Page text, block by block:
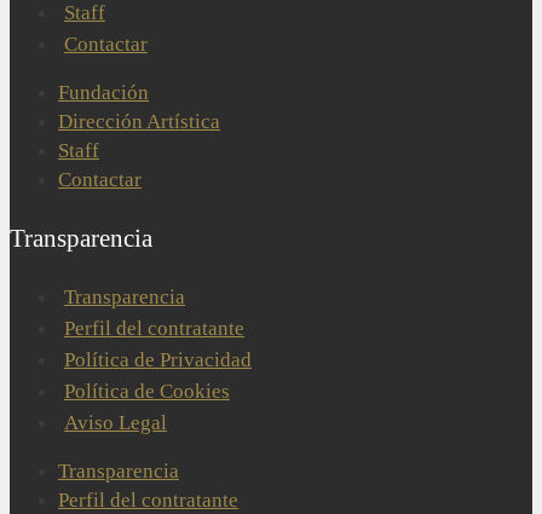
Staff
Contactar
Fundación
Dirección Artística
Staff
Contactar
Transparencia
Transparencia
Perfil del contratante
Política de Privacidad
Política de Cookies
Aviso Legal
Transparencia
Perfil del contratante